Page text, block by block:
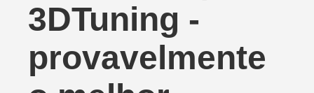
3DTuning -
provavelmente